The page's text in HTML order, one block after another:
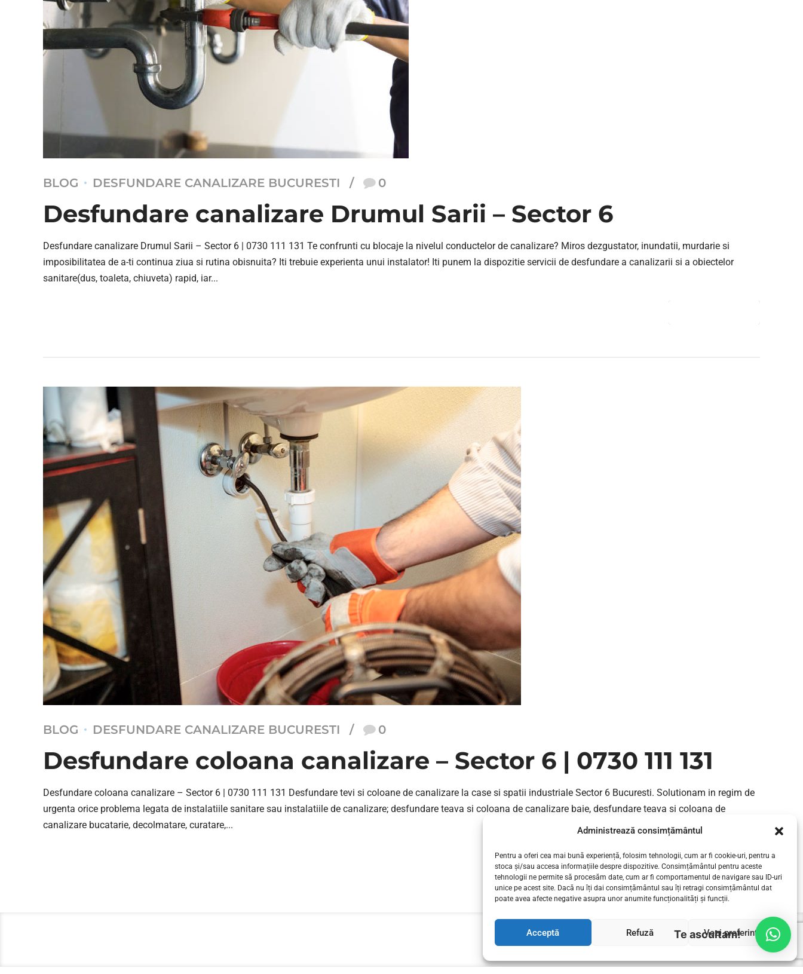
Administrează consimțământul
Pentru a oferi cea mai bună experiență, folosim tehnologii, cum ar fi cookie-uri, pentru a
stoca și/sau accesa informațiile despre dispozitive. Consimțământul pentru aceste
tehnologii ne permite să procesăm date, cum ar fi comportamentul de navigare sau ID-uri
unice pe acest site. Dacă nu îți dai consimțământul sau îți retragi consimțământul dat
poate avea afecte negative asupra unor anumite funcționalități și funcții.
Acceptă Refuză Vezi preferințele
BLOG DESFUNDARE CANALIZARE BUCURESTI 0
Desfundare canalizare Drumul Sarii – Sector 6
Desfundare canalizare Drumul Sarii – Sector 6 | 0730 111 131 Te confrunti cu blocaje la nivelul conductelor de canalizare? Miros dezgustator, inundatii, murdarie si
imposibilitatea de a-ti continua ziua si rutina obisnuita? Iti trebuie experienta unui instalator! Iti punem la dispozitie servicii de desfundare a canalizarii si a obiectelor
sanitare(dus, toaleta, chiuveta) rapid, iar...
BLOG DESFUNDARE CANALIZARE BUCURESTI 0
Desfundare coloana canalizare – Sector 6 | 0730 111 131
Desfundare coloana canalizare – Sector 6 | 0730 111 131 Desfundare tevi si coloane de canalizare la case si spatii industriale Sector 6 Bucuresti. Solutionam in regim de
urgenta orice problema legata de instalatiile sanitare sau instalatiile de canalizare; desfundare teava si coloana de canalizare baie, desfundare teava si coloana de
canalizare bucatarie, decolmatare, curatare,...
CONTINUE READING
INSTALATORI BUCURESTI SERVICII INSTALATII SANITARE CONTACT
Te ascultam!